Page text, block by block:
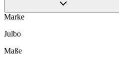
Marke
Julbo
Maße